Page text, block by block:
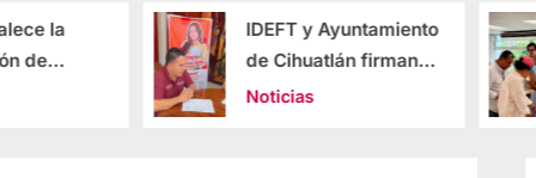
t
u
t
IDEFT y Ayuntamiento
de Cihuatlán firman
convenio para
fortalecer la
Unen fuerzas
Secretaría de
Turismo de